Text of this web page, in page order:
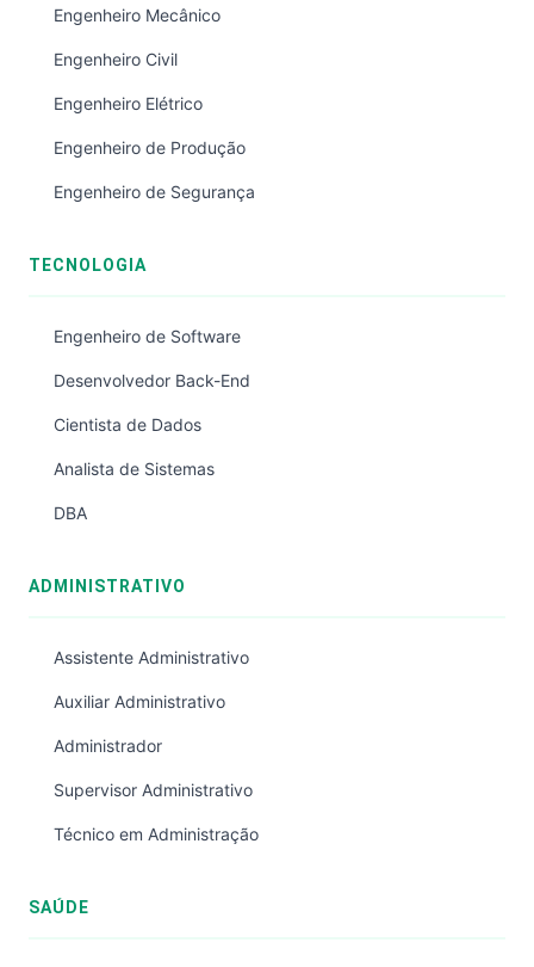
Engenheiro Mecânico
Engenheiro Civil
Engenheiro Elétrico
Engenheiro de Produção
Engenheiro de Segurança
TECNOLOGIA
Engenheiro de Software
Desenvolvedor Back-End
Cientista de Dados
Analista de Sistemas
DBA
ADMINISTRATIVO
Assistente Administrativo
Auxiliar Administrativo
Administrador
Supervisor Administrativo
Técnico em Administração
SAÚDE